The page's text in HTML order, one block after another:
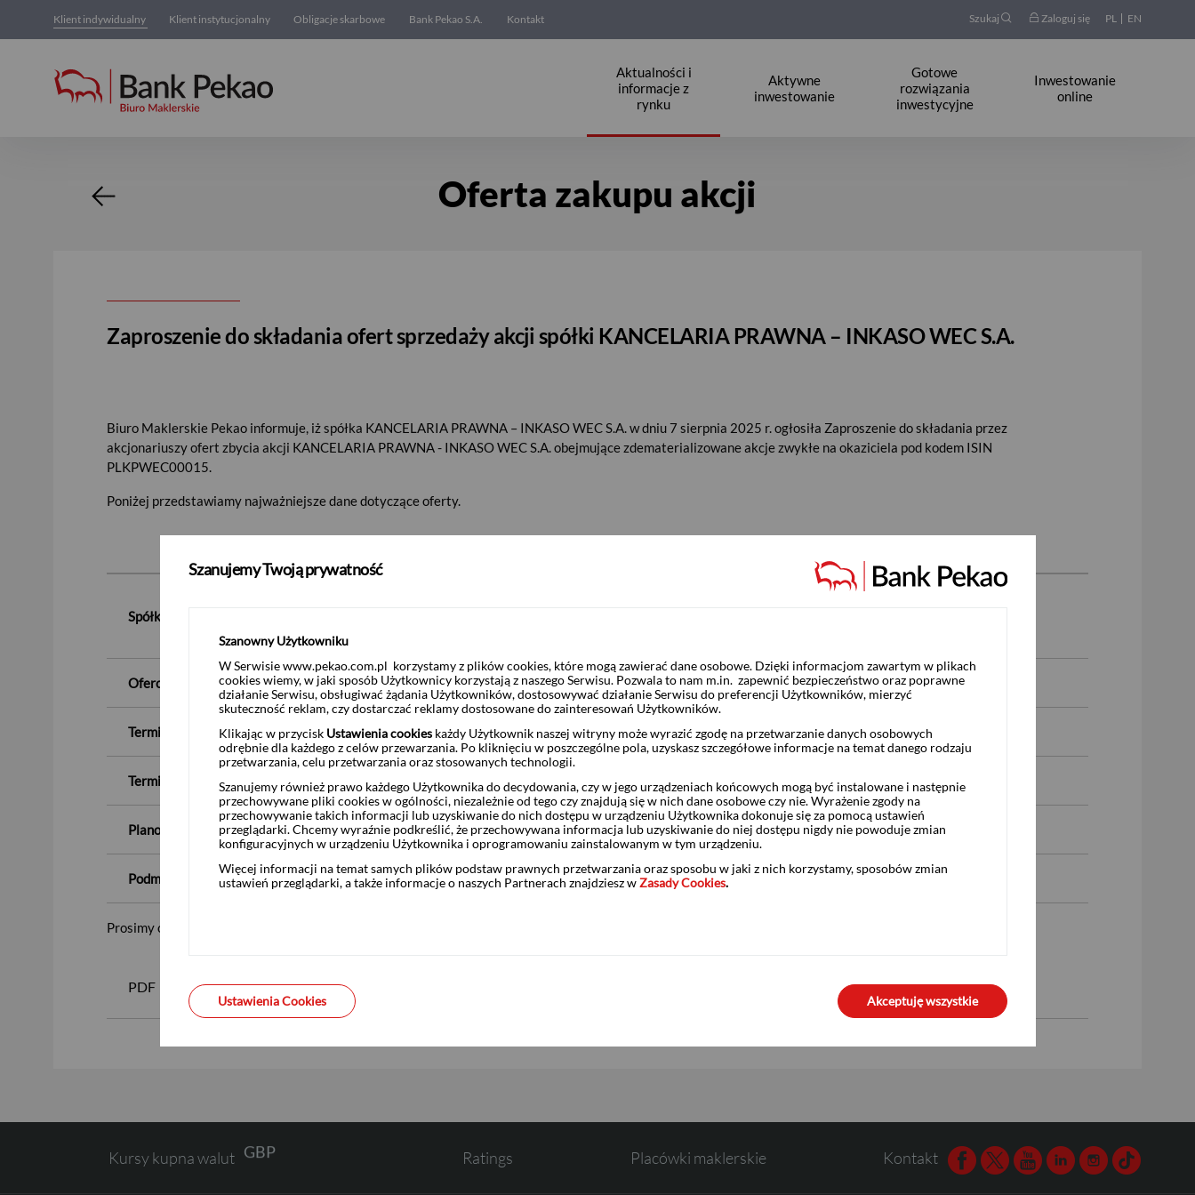
Klient indywidualny Klient instytucjonalny Obligacje skarbowe Bank Pekao S.A. Kontakt Szukaj Zaloguj się PL EN
Aktualności i
informacje z
rynku
Aktywne
inwestowanie
Gotowe
rozwiązania
inwestycyjne
Inwestowanie
online
Oferta zakupu akcji Oferta zakupu akcji
Zaproszenie do składania ofert sprzedaży akcji spółki KANCELARIA PRAWNA – INKASO WEC S.A.
Biuro Maklerskie Pekao informuje, iż spółka KANCELARIA PRAWNA – INKASO WEC S.A. w dniu 7 sierpnia 2025 r. ogłosiła Zaproszenie do składania przez
akcjonariuszy ofert zbycia akcji KANCELARIA PRAWNA - INKASO WEC S.A. obejmujące zdematerializowane akcje zwykłe na okaziciela pod kodem ISIN
PLKPWEC00015.
Poniżej przedstawiamy najważniejsze dane dotyczące oferty.
Spółka, kod ISIN:
Oferowana cena zakupu akcji: 4,00 zł
Termin rozpoczęcia przyjmowania ofert sprzedaży: 11 sierpnia 2025 r.
Termin zakończenia przyjmowania ofert sprzedaży: 21 sierpnia 2025 r.
Planowany termin rozliczenia nabycia akcji w ramach Oferty: 28 sierpnia 2025 r.
Podmiot pośredniczący: Dom Maklerski BDM S.A.
Prosimy o zapoznanie się z załączonymi dokumentami:
PDF Zaproszenie KANCELARIA PRAWNA – INKASO WEC S.A.
Kursy kupna walut Ratings Placówki maklerskie Kontakt Facebook
TwitterYoutubeLinkedinInstagram
TikTok
Szanujemy Twoją prywatność
Szanowny Użytkowniku
W Serwisie www.pekao.com.pl korzystamy z plików cookies, które mogą zawierać dane osobowe. Dzięki informacjom zawartym w plikach
cookies wiemy, w jaki sposób Użytkownicy korzystają z naszego Serwisu. Pozwala to nam m.in. zapewnić bezpieczeństwo oraz poprawne
działanie Serwisu, obsługiwać żądania Użytkowników, dostosowywać działanie Serwisu do preferencji Użytkowników, mierzyć
skuteczność reklam, czy dostarczać reklamy dostosowane do zainteresowań Użytkowników.
Klikając w przycisk Ustawienia cookies każdy Użytkownik naszej witryny może wyrazić zgodę na przetwarzanie danych osobowych
odrębnie dla każdego z celów przewarzania. Po kliknięciu w poszczególne pola, uzyskasz szczegółowe informacje na temat danego rodzaju
przetwarzania, celu przetwarzania oraz stosowanych technologii.
Szanujemy również prawo każdego Użytkownika do decydowania, czy w jego urządzeniach końcowych mogą być instalowane i następnie
przechowywane pliki cookies w ogólności, niezależnie od tego czy znajdują się w nich dane osobowe czy nie. Wyrażenie zgody na
przechowywanie takich informacji lub uzyskiwanie do nich dostępu w urządzeniu Użytkownika dokonuje się za pomocą ustawień
przeglądarki. Chcemy wyraźnie podkreślić, że przechowywana informacja lub uzyskiwanie do niej dostępu nigdy nie powoduje zmian
konfiguracyjnych w urządzeniu Użytkownika i oprogramowaniu zainstalowanym w tym urządzeniu.
Więcej informacji na temat samych plików podstaw prawnych przetwarzania oraz sposobu w jaki z nich korzystamy, sposobów zmian
ustawień przeglądarki, a także informacje o naszych Partnerach znajdziesz wZasady Cookies.
Ustawienia Cookies Akceptuję wszystkie